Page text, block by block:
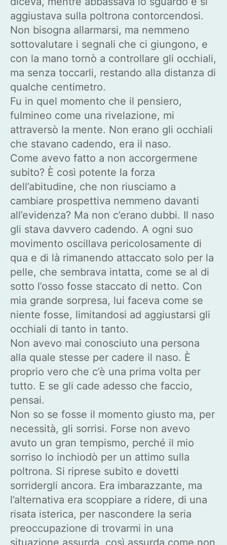
aggiustava sulla poltrona contorcendosi.
Non bisogna allarmarsi, ma nemmeno
sottovalutare i segnali che ci giungono, e
con la mano tornò a controllare gli occhiali,
ma senza toccarli, restando alla distanza di
qualche centimetro.
Fu in quel momento che il pensiero,
fulmineo come una rivelazione, mi
attraversò la mente. Non erano gli occhiali
che stavano cadendo, era il naso.
Come avevo fatto a non accorgermene
subito? È così potente la forza
dell’abitudine, che non riusciamo a
cambiare prospettiva nemmeno davanti
all’evidenza? Ma non c’erano dubbi. Il naso
gli stava davvero cadendo. A ogni suo
movimento oscillava pericolosamente di
qua e di là rimanendo attaccato solo per la
pelle, che sembrava intatta, come se al di
sotto l’osso fosse staccato di netto. Con
mia grande sorpresa, lui faceva come se
niente fosse, limitandosi ad aggiustarsi gli
occhiali di tanto in tanto.
Non avevo mai conosciuto una persona
alla quale stesse per cadere il naso. È
proprio vero che c’è una prima volta per
tutto. E se gli cade adesso che faccio,
pensai.
Non so se fosse il momento giusto ma, per
necessità, gli sorrisi. Forse non avevo
avuto un gran tempismo, perché il mio
sorriso lo inchiodò per un attimo sulla
poltrona. Si riprese subito e dovetti
sorridergli ancora. Era imbarazzante, ma
l’alternativa era scoppiare a ridere, di una
risata isterica, per nascondere la seria
preoccupazione di trovarmi in una
situazione assurda, così assurda come non